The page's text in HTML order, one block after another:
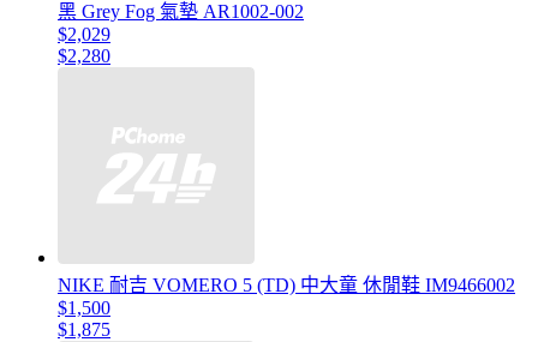
黑 Grey Fog 氣墊 AR1002-002
$2,029
$2,280
NIKE 耐吉 VOMERO 5 (TD) 中大童 休閒鞋 IM9466002
$1,500
$1,875